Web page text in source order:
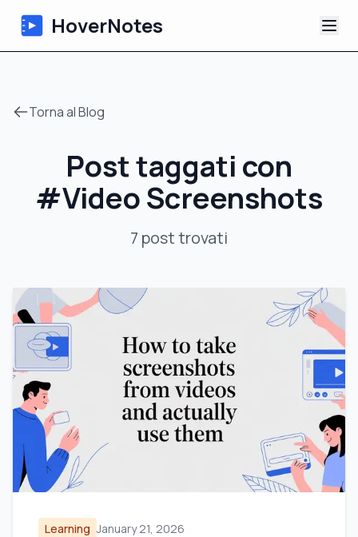
HoverNotes
Appunti Video IA
Tutorial
Torna al Blog
Post taggati con
#Video Screenshots
7 posttrovati
Learning January 21, 2026